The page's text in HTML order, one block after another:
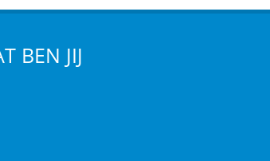
BEN JIJ